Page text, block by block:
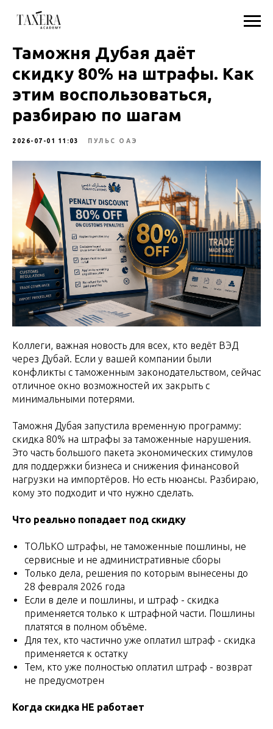
Таможня Дубая даёт
скидку 80% на штрафы. Как
этим воспользоваться,
разбираю по шагам
2026-07-01 11:03 ПУЛЬС ОАЭ
Коллеги, важная новость для всех, кто ведёт ВЭД
через Дубай. Если у вашей компании были
конфликты с таможенным законодательством, сейчас
отличное окно возможностей их закрыть с
минимальными потерями.
Таможня Дубая запустила временную программу:
скидка 80% на штрафы за таможенные нарушения.
Это часть большого пакета экономических стимулов
для поддержки бизнеса и снижения финансовой
нагрузки на импортёров. Но есть нюансы. Разбираю,
кому это подходит и что нужно сделать.
Что реально попадает под скидку
ТОЛЬКО штрафы, не таможенные пошлины, не
сервисные и не административные сборы
Только дела, решения по которым вынесены до
28 февраля 2026 года
Если в деле и пошлины, и штраф - скидка
применяется только к штрафной части. Пошлины
платятся в полном объёме.
Для тех, кто частично уже оплатил штраф - скидка
применяется к остатку
Тем, кто уже полностью оплатил штраф - возврат
не предусмотрен
Когда скидка НЕ работает